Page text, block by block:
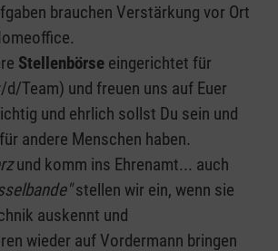
brauchen Verstärkung vor Ort
Stellenbörse eingerichtet für
Team) und freuen uns auf Euer
und ehrlich sollst Du sein und
andere Menschen haben.
und komm ins Ehrenamt... auch
stellen wir ein, wenn sie
auskennt und
wieder auf Vordermann bringen